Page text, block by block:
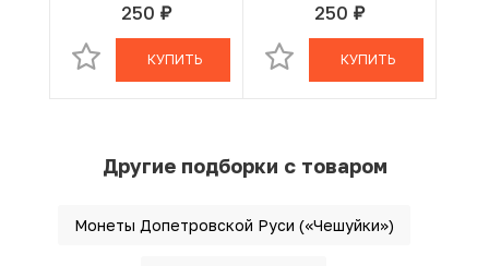
250 руб.
В КОРЗИНЕ
КУПИТЬ
250 руб.
В КОРЗИНЕ
КУПИТЬ
Другие подборки с товаром
Монеты Допетровской Руси («Чешуйки»)